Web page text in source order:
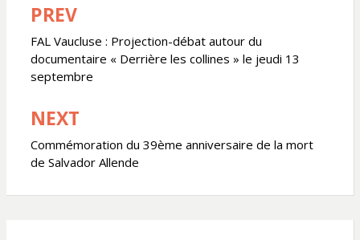
Navigation
de
l’article
PREV
FAL Vaucluse : Projection-débat autour du
documentaire « Derrière les collines » le jeudi 13
septembre
NEXT
Commémoration du 39ème anniversaire de la mort
de Salvador Allende